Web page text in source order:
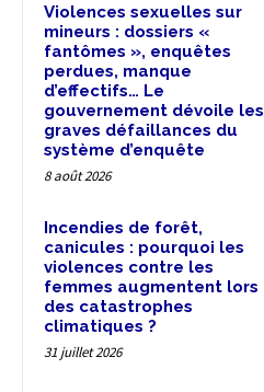
Violences sexuelles sur
mineurs : dossiers «
fantômes », enquêtes
perdues, manque
d’effectifs… Le
gouvernement dévoile les
graves défaillances du
système d’enquête
8 août 2026
Incendies de forêt,
canicules : pourquoi les
violences contre les
femmes augmentent lors
des catastrophes
climatiques ?
31 juillet 2026